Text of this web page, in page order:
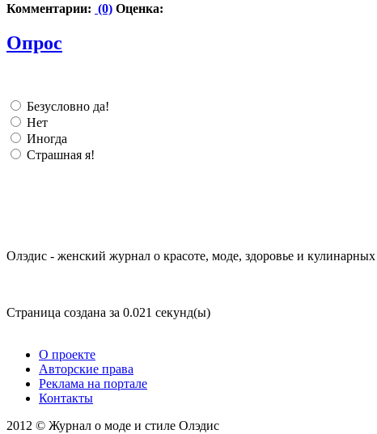
Комментарии: (0) Оценка:
Опрос
Безусловно да!
Нет
Иногда
Страшная я!
Олэдис - женский журнал о красоте, моде, здоровье и
Страница создана за 0.021 секунд(ы)
О проекте
Авторские права
Реклама на портале
Контакты
2012 © Журнал о моде и стиле Олэдис